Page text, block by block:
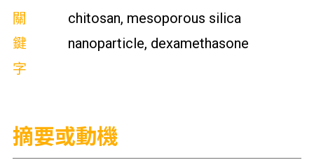
關
鍵
字
chitosan, mesoporous silica
nanoparticle, dexamethasone
摘要或動機